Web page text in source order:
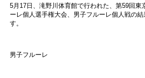
5月17日、滝野川体育館で行われた、第59回東
ーレ個人選手権大会、男子フルーレ個人戦の
す。
男子フルーレ